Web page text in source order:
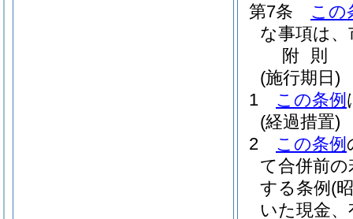
第7条
この
な事項は
附 則
(施行期日)
1
この条例
(経過措置)
2
この条例
て合併前
する条例 (
いた現金